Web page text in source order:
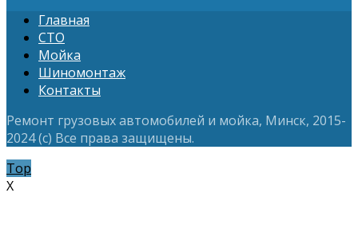
Главная
СТО
Мойка
Шиномонтаж
Контакты
Ремонт грузовых автомобилей и мойка, Минск, 2015-
2024 (с) Все права защищены.
Top
X